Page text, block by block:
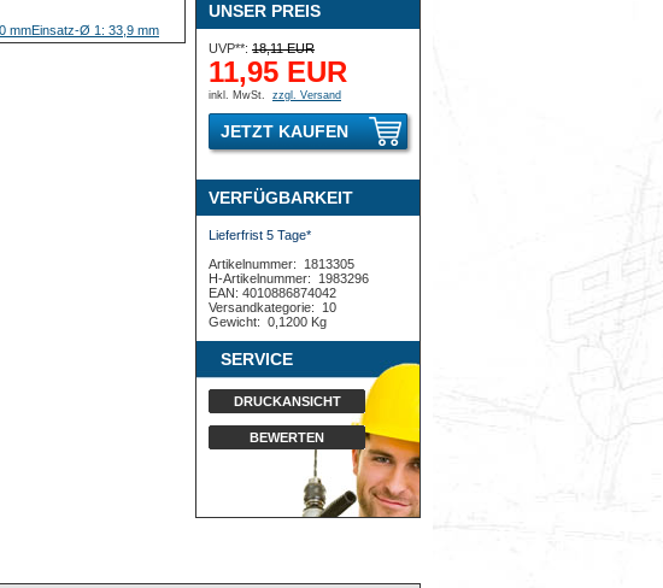
UNSER PREIS
UVP**: 18,11 EUR
11,95 EUR
inkl. MwSt. zzgl. Versand
JETZT KAUFEN
VERFÜGBARKEIT
Lieferfrist 5 Tage*
Artikelnummer:
1813305
H-Artikelnummer:
1983296
EAN: 4010886874042
Versandkategorie:
10
Gewicht: 0,1200 Kg
SERVICE
DRUCKANSICHT
BEWERTEN